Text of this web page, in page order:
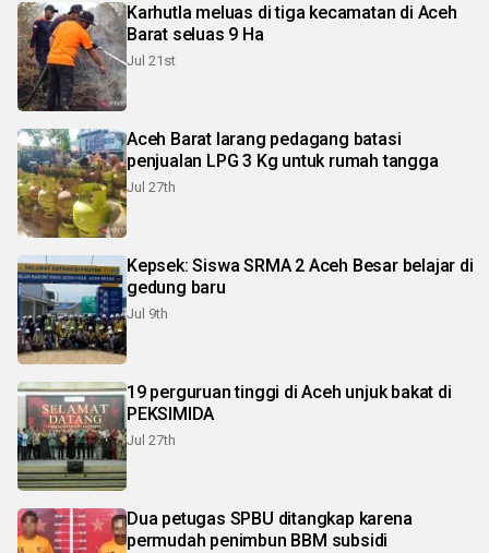
Karhutla meluas di tiga kecamatan di Aceh
Barat seluas 9 Ha
Jul 21st
Aceh Barat larang pedagang batasi
penjualan LPG 3 Kg untuk rumah tangga
Jul 27th
Kepsek: Siswa SRMA 2 Aceh Besar belajar di
gedung baru
Jul 9th
19 perguruan tinggi di Aceh unjuk bakat di
PEKSIMIDA
Jul 27th
Dua petugas SPBU ditangkap karena
permudah penimbun BBM subsidi